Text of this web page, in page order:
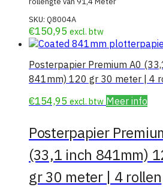
SKU: Q8004A
€150,95 excl. btw
Posterpapier Premium A0
841mm) 120 gr 30 meter | 4
€154,95 excl. btw Meer info
Posterpapier
(33,1 inch 841mm)
gr 30 meter | 4 rollen